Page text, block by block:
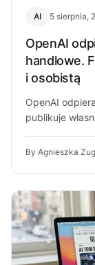
AI 5 sierpnia,
OpenAI
handlowe.
i osobistą
OpenAI
publikuje
By Agnieszka